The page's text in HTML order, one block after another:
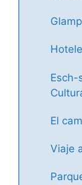
Esch-
El
Viaje